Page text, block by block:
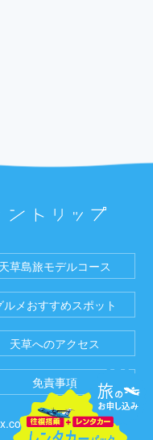
天草島旅モデルコース
ルメおすすめスポット
天草へのアクセス
免責事項